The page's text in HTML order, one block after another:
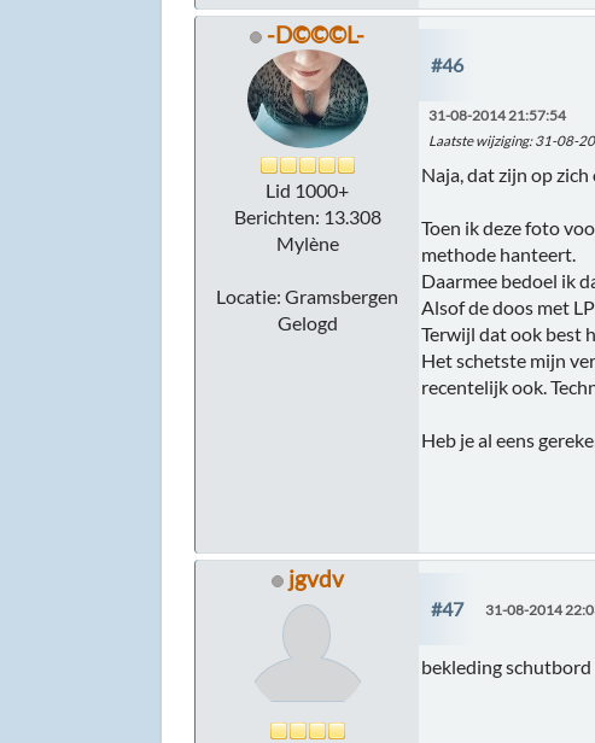
-D©©©L-
Lid 1000+
Berichten: 13.308
Mylène
Locatie: Gramsbergen
Gelogd
#46
31-08-2014 21:57:54
Laatste wijziging: 31-08-
Naja, dat zijn op
Toen ik deze foto
methode hanteert.
Daarmee bedoel ik
Alsof de doos met
Terwijl dat ook best
Het schetste mijn
recentelijk ook.
Heb je al eens
jgvdv
#47 31-08-2014
bekleding schutbord